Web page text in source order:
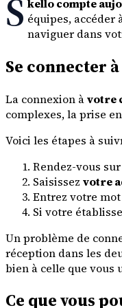
S kello compte
équipes,
naviguer dans
Se connecter
La connexion àvotre
complexes, la prise
Voici les étapes à
Rendez-vous sur
Saisissez votre
Entrez votre mot
Si votre
Un problème de
réception dans les
bien à celle que vous
Ce que vous